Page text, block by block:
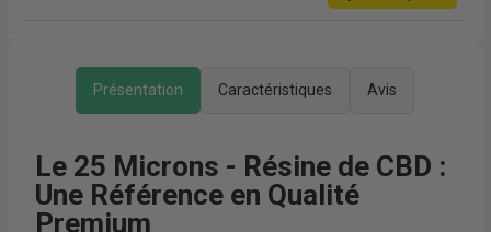
Présentation Caractéristiques Avis
Le 25 Microns - Résine de CBD :
Une Référence en Qualité
Premium